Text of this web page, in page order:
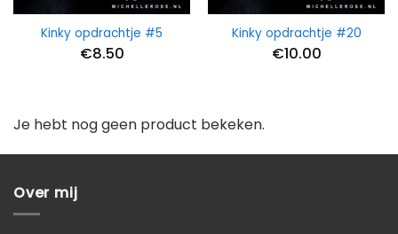
Kinky opdrachtje #5
€8.50
Kinky opdrachtje #20
€10.00
Je hebt nog geen product bekeken.
Over mij